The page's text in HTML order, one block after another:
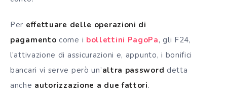
Per effettuare delle operazioni di
pagamento come i bollettini PagoPa, gli F24,
l’attivazione di assicurazioni e, appunto, i bonifici
bancari vi serve però un’altra password detta
anche autorizzazione a due fattori.